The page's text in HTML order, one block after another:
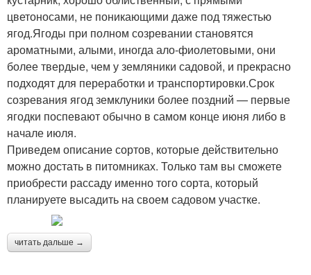
цветоносами, не поникающими даже под тяжестью
ягод.Ягоды при полном созревании становятся
ароматными, алыми, иногда ало-фиолетовыми, они
более твердые, чем у земляники садовой, и прекрасно
подходят для переработки и транспортировки.Срок
созревания ягод земклуники более поздний — первые
ягодки поспевают обычно в самом конце июня либо в
начале июля.
Приведем описание сортов, которые действительно
можно достать в питомниках. Только там вы сможете
приобрести рассаду именно того сорта, который
планируете высадить на своем садовом участке.
читать дальше →